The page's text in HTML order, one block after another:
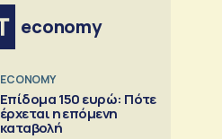
economy
ECONOMY
Επίδομα 150 ευρώ: Πότε
έρχεται η επόμενη
καταβολή